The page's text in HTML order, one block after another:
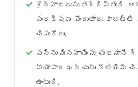
గైర్హాజరును తగ్గిస్తుంది :
సంరక్షణ పొందుతారు కాబట్టి
చేసుకోరు.
పన్ను మినహాయింపు: యజమాని
వ్యాపార ఖర్చును క్లెయిమ్
ఉంటుంది.